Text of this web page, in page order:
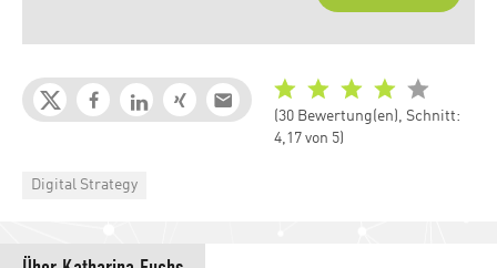
(30 Bewertung(en), Schnitt:
4,17 von 5)
Categories
Digital Strategy